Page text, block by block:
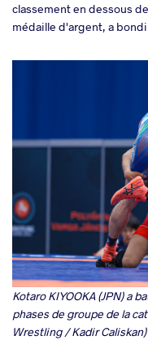
classement en dessous
médaille d'argent, a bondi
Kotaro KIYOOKA (JPN) a
phases de groupe de la
Wrestling / Kadir Caliskan)